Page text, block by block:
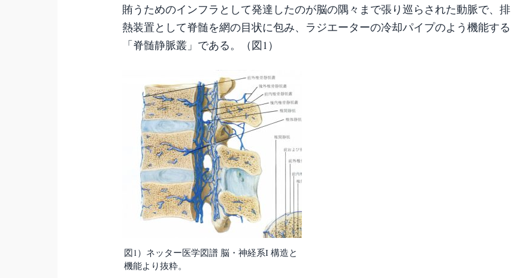
賄うためのインフラとして発達したのが脳の隅々まで張り巡らされた動脈で、排
熱装置として脊髄を網の目状に包み、ラジエーターの冷却パイプのよう機能する
「脊髄静脈叢」である。（図1）
図1）ネッター医学図譜 脳・神経系I 構造と
機能より抜粋。